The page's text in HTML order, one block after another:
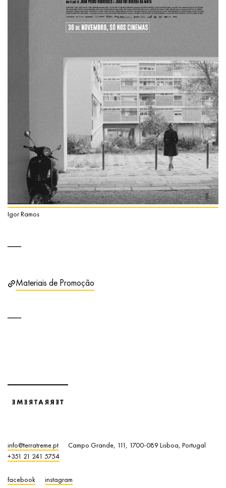
Igor Ramos
Materiais de Promoção
info@terratreme.pt
Campo Grande, 111, 1700-089 Lisboa, Portugal
+351 21 241 5754
facebook instagram